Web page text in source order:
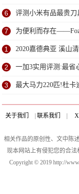
研
6 评测小米有品最贵
7 为便利而存在
1 2020嘉德典亚 溪山
2 一加3实用评测:最省
3 最大马力220匹!杜卡
关于我们 联系我们
相关作品的原创性、文中陈
现本网站上有侵犯您的合法
Copyright © 2019 http://